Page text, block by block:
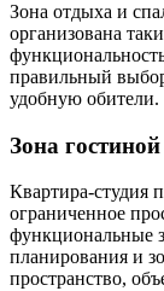
Зона отдыха и
организована
правильный
удобную обители.
Зона
Квартира-студия
ограниченное
функциональные
планирования и
пространство,